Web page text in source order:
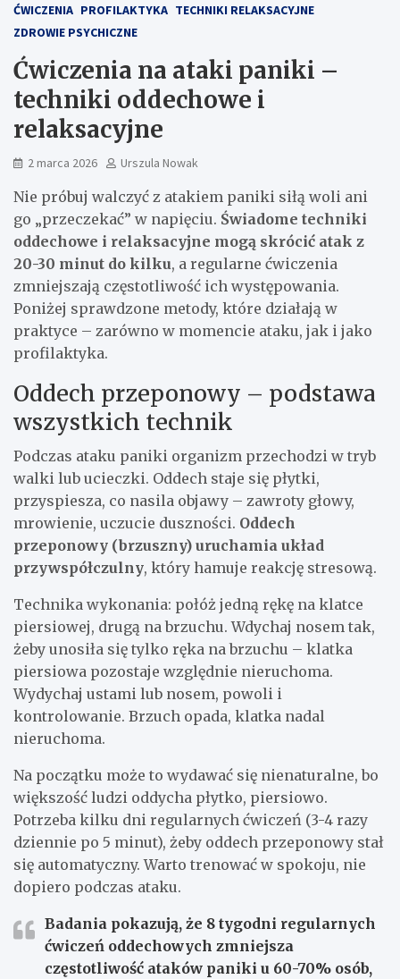
ĆWICZENIA PROFILAKTYKA TECHNIKI RELAKSACYJNE
ZDROWIE PSYCHICZNE
Ćwiczenia na ataki paniki –
techniki oddechowe i
relaksacyjne
2 marca 2026 Urszula Nowak
Nie próbuj walczyć z atakiem paniki siłą woli ani
go „przeczekać” w napięciu. Świadome techniki
oddechowe i relaksacyjne mogą skrócić atak z
20-30 minut do kilku, a regularne ćwiczenia
zmniejszają częstotliwość ich występowania.
Poniżej sprawdzone metody, które działają w
praktyce – zarówno w momencie ataku, jak i jako
profilaktyka.
Oddech przeponowy – podstawa
wszystkich technik
Podczas ataku paniki organizm przechodzi w tryb
walki lub ucieczki. Oddech staje się płytki,
przyspiesza, co nasila objawy – zawroty głowy,
mrowienie, uczucie duszności. Oddech
przeponowy (brzuszny) uruchamia układ
przywspółczulny, który hamuje reakcję stresową.
Technika wykonania: połóż jedną rękę na klatce
piersiowej, drugą na brzuchu. Wdychaj nosem tak,
żeby unosiła się tylko ręka na brzuchu – klatka
piersiowa pozostaje względnie nieruchoma.
Wydychaj ustami lub nosem, powoli i
kontrolowanie. Brzuch opada, klatka nadal
nieruchoma.
Na początku może to wydawać się nienaturalne, bo
większość ludzi oddycha płytko, piersiowo.
Potrzeba kilku dni regularnych ćwiczeń (3-4 razy
dziennie po 5 minut), żeby oddech przeponowy stał
się automatyczny. Warto trenować w spokoju, nie
dopiero podczas ataku.
Badania pokazują, że 8 tygodni regularnych
ćwiczeń oddechowych zmniejsza
częstotliwość ataków paniki u 60-70% osób,